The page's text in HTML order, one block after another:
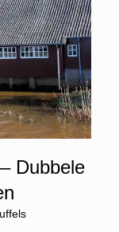
Dubbele